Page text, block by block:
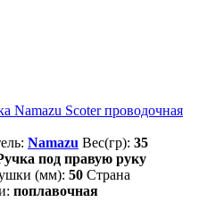
Namazu Scoter проводочная
Namazu Вес(гр): 35
под правую руку
(мм): 50 Страна
поплавочная